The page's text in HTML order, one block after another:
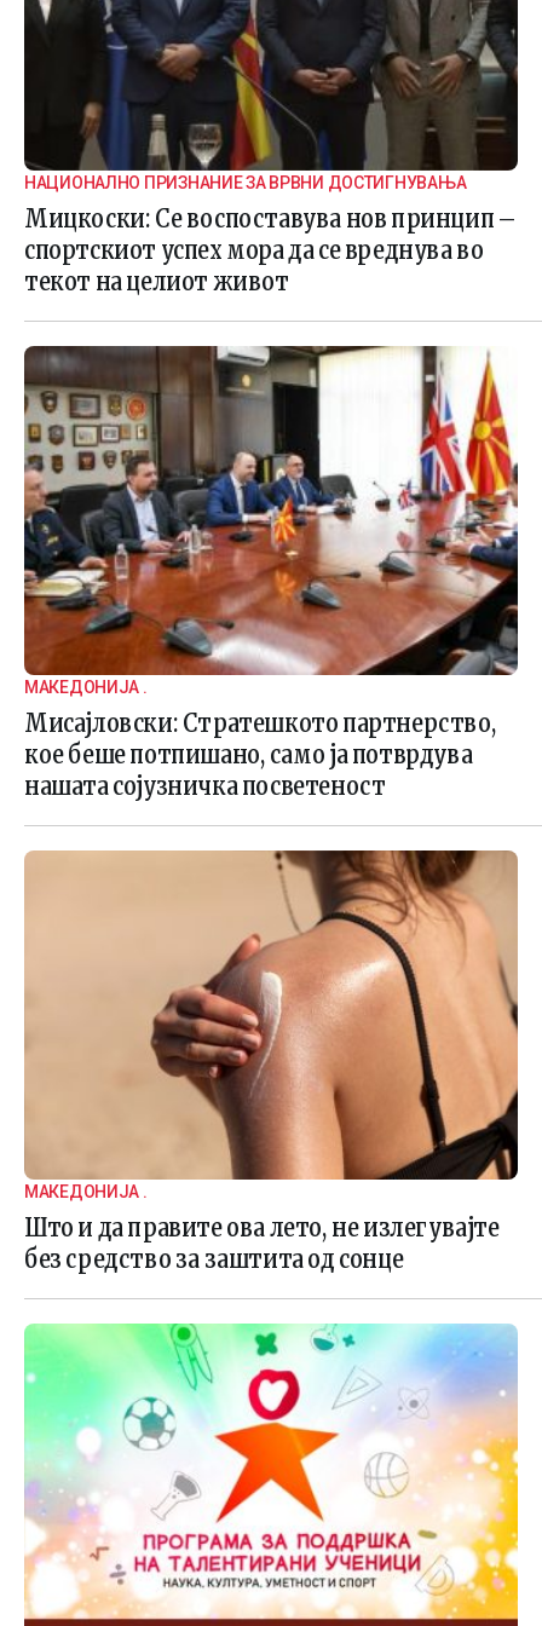
НАЦИОНАЛНО ПРИЗНАНИЕ ЗА ВРВНИ ДОСТИГНУВАЊА
Мицкоски: Се воспоставува нов принцип –
спортскиот успех мора да се вреднува во
текот на целиот живот
МАКЕДОНИЈА .
Мисајловски: Стратешкото партнерство,
кое беше потпишано, само ја потврдува
нашата сојузничка посветеност
МАКЕДОНИЈА .
Што и да правите ова лето, не излегувајте
без средство за заштита од сонце